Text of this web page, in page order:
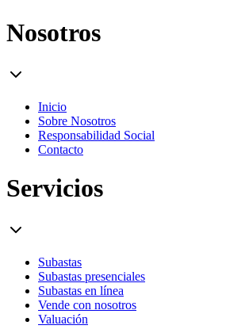
Nosotros
Inicio
Sobre Nosotros
Responsabilidad Social
Contacto
Servicios
Subastas
Subastas presenciales
Subastas en línea
Vende con nosotros
Valuación